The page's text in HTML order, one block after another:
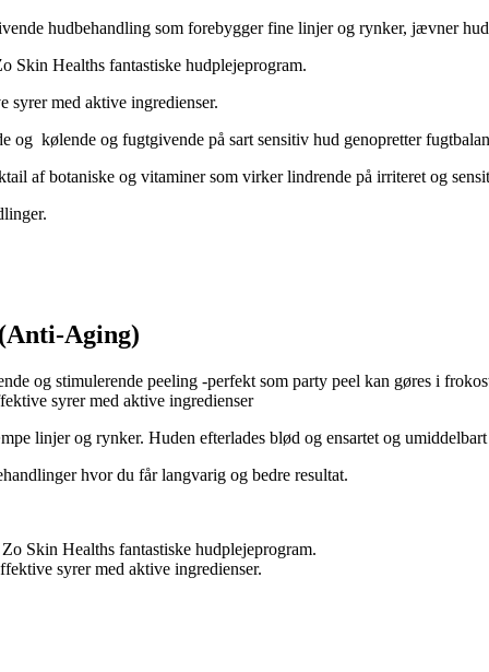
hudbehandling som forebygger fine linjer og rynker, jævner
Skin Healths fantastiske hudplejeprogram.
syrer med aktive ingredienser.
og kølende og fugtgivende på sart sensitiv hud genopretter
af botaniske og vitaminer som virker lindrende på irriteret og
Aging)
og stimulerende peeling -perfekt som party peel kan gøres i
syrer med aktive ingredienser
linjer og rynker. Huden efterlades blød og ensartet og
hvor du får langvarig og bedre resultat.
Skin Healths fantastiske hudplejeprogram.
syrer med aktive ingredienser.